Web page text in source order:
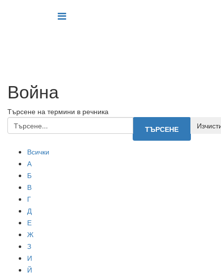
Война
Търсене на термини в речника
Всички
А
Б
В
Г
Д
Е
Ж
З
И
Й